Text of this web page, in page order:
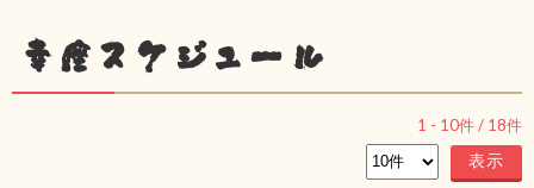
幸座スケジュール
1 - 10件 / 18件